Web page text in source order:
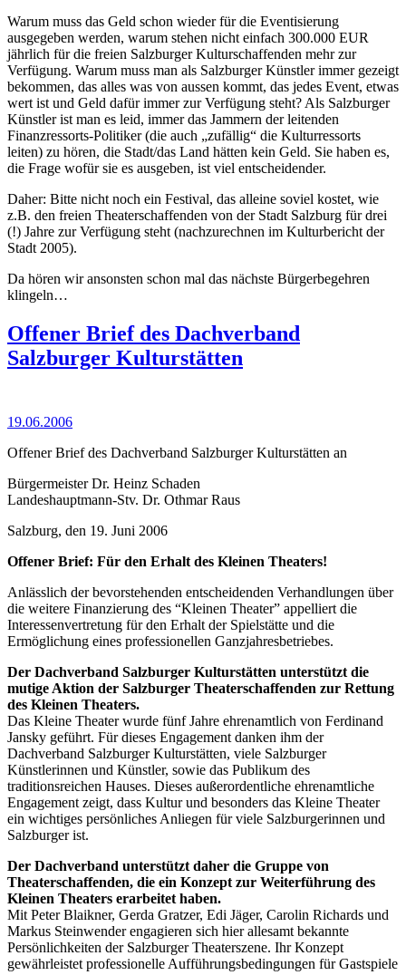
Warum muss das Geld schon wieder für die Eventisierung
ausgegeben werden, warum stehen nicht einfach 300.000 EUR
jährlich für die freien Salzburger Kulturschaffenden mehr zur
Verfügung. Warum muss man als Salzburger Künstler immer gezeigt
bekommen, das alles was von aussen kommt, das jedes Event, etwas
wert ist und Geld dafür immer zur Verfügung steht? Als Salzburger
Künstler ist man es leid, immer das Jammern der leitenden
Finanzressorts-Politiker (die auch „zufällig“ die Kulturressorts
leiten) zu hören, die Stadt/das Land hätten kein Geld. Sie haben es,
die Frage wofür sie es ausgeben, ist viel entscheidender.
Daher: Bitte nicht noch ein Festival, das alleine soviel kostet, wie
z.B. den freien Theaterschaffenden von der Stadt Salzburg für drei
(!) Jahre zur Verfügung steht (nachzurechnen im Kulturbericht der
Stadt 2005).
Da hören wir ansonsten schon mal das nächste Bürgerbegehren
klingeln…
Offener Brief des Dachverband
Salzburger Kulturstätten
19.06.2006
Offener Brief des Dachverband Salzburger Kulturstätten an
Bürgermeister Dr. Heinz Schaden
Landeshauptmann-Stv. Dr. Othmar Raus
Salzburg, den 19. Juni 2006
Offener Brief: Für den Erhalt des Kleinen Theaters!
Anlässlich der bevorstehenden entscheidenden Verhandlungen über
die weitere Finanzierung des “Kleinen Theater” appelliert die
Interessenvertretung für den Erhalt der Spielstätte und die
Ermöglichung eines professionellen Ganzjahresbetriebes.
Der Dachverband Salzburger Kulturstätten unterstützt die
mutige Aktion der Salzburger Theaterschaffenden zur Rettung
des Kleinen Theaters.
Das Kleine Theater wurde fünf Jahre ehrenamtlich von Ferdinand
Jansky geführt. Für dieses Engagement danken ihm der
Dachverband Salzburger Kulturstätten, viele Salzburger
Künstlerinnen und Künstler, sowie das Publikum des
traditionsreichen Hauses. Dieses außerordentliche ehrenamtliche
Engagement zeigt, dass Kultur und besonders das Kleine Theater
ein wichtiges persönliches Anliegen für viele Salzburgerinnen und
Salzburger ist.
Der Dachverband unterstützt daher die Gruppe von
Theaterschaffenden, die ein Konzept zur Weiterführung des
Kleinen Theaters erarbeitet haben.
Mit Peter Blaikner, Gerda Gratzer, Edi Jäger, Carolin Richards und
Markus Steinwender engagieren sich hier allesamt bekannte
Persönlichkeiten der Salzburger Theaterszene. Ihr Konzept
gewährleistet professionelle Aufführungsbedingungen für Gastspiele